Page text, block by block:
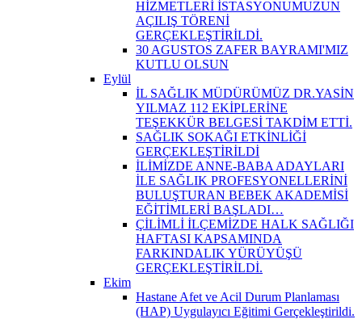
HİZMETLERİ İSTASYONUMUZUN
AÇILIŞ TÖRENİ
GERÇEKLEŞTİRİLDİ.
30 AGUSTOS ZAFER BAYRAMI'MIZ
KUTLU OLSUN
Eylül
İL SAĞLIK MÜDÜRÜMÜZ DR.YASİN
YILMAZ 112 EKİPLERİNE
TEŞEKKÜR BELGESİ TAKDİM ETTİ.
SAĞLIK SOKAĞI ETKİNLİĞİ
GERÇEKLEŞTİRİLDİ
İLİMİZDE ANNE-BABA ADAYLARI
İLE SAĞLIK PROFESYONELLERİNİ
BULUŞTURAN BEBEK AKADEMİSİ
EĞİTİMLERİ BAŞLADI…
ÇİLİMLİ İLÇEMİZDE HALK SAĞLIĞI
HAFTASI KAPSAMINDA
FARKINDALIK YÜRÜYÜŞÜ
GERÇEKLEŞTİRİLDİ.
Ekim
Hastane Afet ve Acil Durum Planlaması
(HAP) Uygulayıcı Eğitimi Gerçekleştirildi.